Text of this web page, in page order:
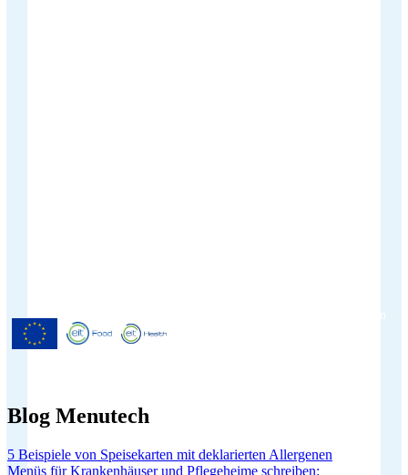
Blog Menutech
5 Beispiele von Speisekarten mit deklarierten Allergenen
Menüs für Krankenhäuser und Pflegeheime schreiben: